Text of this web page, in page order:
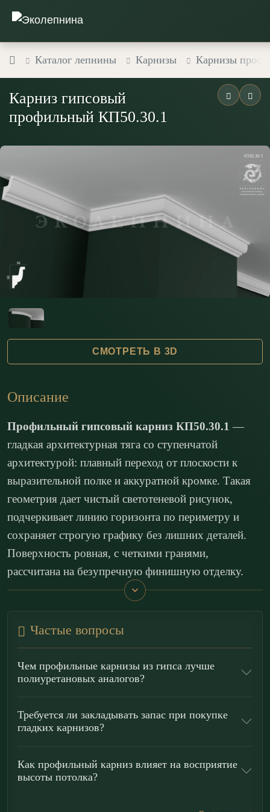
Каталог лепнины Карнизы Карнизы
Карниз гипсовый
профильный КП50.30.1
СМОТРЕТЬ В 3D
Описание
Профильный гипсовый карниз КП50.30.1 —
гладкая архитектурная тяга со ступенчатой
архитектурой: плавный переход от плоскости к
выразительной полке и аккуратной кромке. Такая
геометрия дает чистый светотеневой рисунок,
подчеркивает линию горизонта по периметру и
сохраняет строгую графику без лишних деталей.
Поверхность ровная, с четкими гранями,
рассчитана на безупречную финишную отделку.
Карниз КП50.30.1 работает как инструмент
примыкание потолка, визуально выравнивает углы
контур. Вминимализме,хай-тек
и
визуально выше и добавляет интерьеру глубину за
счет правильной игры света и тени. При грамотном
периферийного свечения с использованием
Частые вопросы
Чем профильные карнизы из гипса лучше
полиуретановых аналогов?
Требуется ли закладывать запас при покупке
гладких карнизов?
Как профильный карниз влияет на восприятие
высоты потолка?